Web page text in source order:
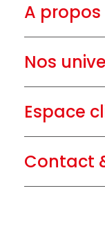
A propos
Nos
Espace
Contact